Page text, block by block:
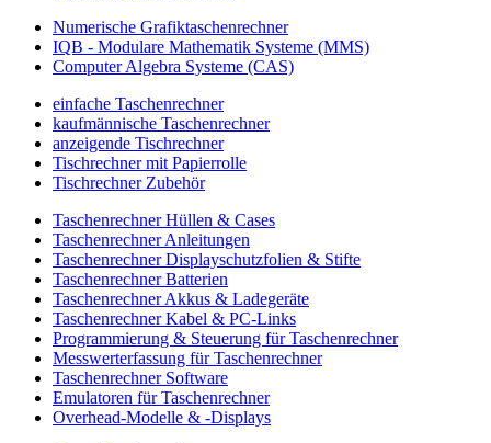
Numerische Grafiktaschenrechner
IQB - Modulare Mathematik Systeme (MMS)
Computer Algebra Systeme (CAS)
einfache Taschenrechner
kaufmännische Taschenrechner
anzeigende Tischrechner
Tischrechner mit Papierrolle
Tischrechner Zubehör
Taschenrechner Hüllen & Cases
Taschenrechner Anleitungen
Taschenrechner Displayschutzfolien & Stifte
Taschenrechner Batterien
Taschenrechner Akkus & Ladegeräte
Taschenrechner Kabel & PC-Links
Programmierung & Steuerung für Taschenrechner
Messwerterfassung für Taschenrechner
Taschenrechner Software
Emulatoren für Taschenrechner
Overhead-Modelle & -Displays